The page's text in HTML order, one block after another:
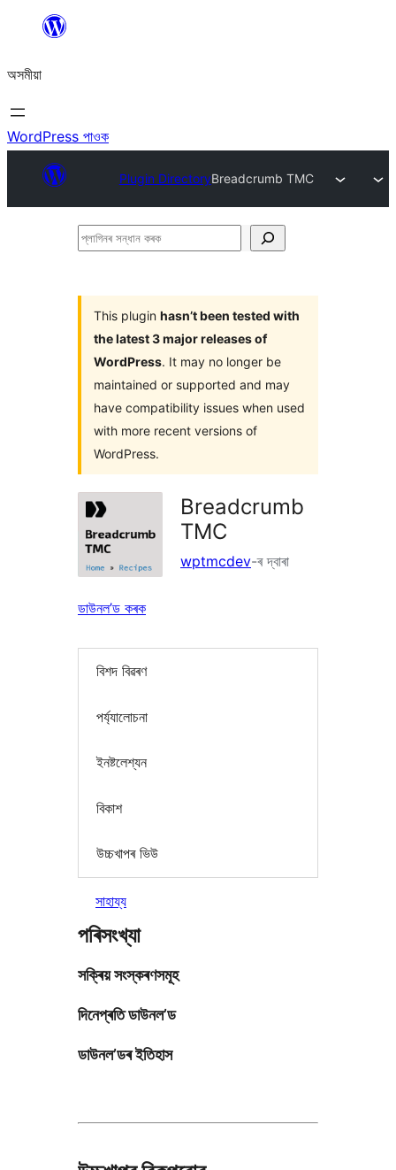
বিষয়বস্তুলৈ
যাওক
অসমীয়া
WordPress পাওক
Plugin DirectoryBreadcrumb TMC
প্লাগিনৰ
This plugin hasn’t been tested with
the latest 3 major releases of
WordPress. It may no longer be
maintained or supported and may
have compatibility issues when used
with more recent versions of
WordPress.
Breadcrumb
TMC
wptmcdev-ৰ দ্বাৰা
ডাউনল’ড কৰক
বিশদ বিৱৰণ
পৰ্য্যালোচনা
ইনষ্টলেশ্যন
বিকাশ
উচ্চখাপৰ ভিউ
সাহায্য
পৰিসংখ্যা
সক্ৰিয় সংস্কৰণসমূহ
দিনেপ্ৰতি ডাউনল’ড
ডাউনল’ডৰ ইতিহাস